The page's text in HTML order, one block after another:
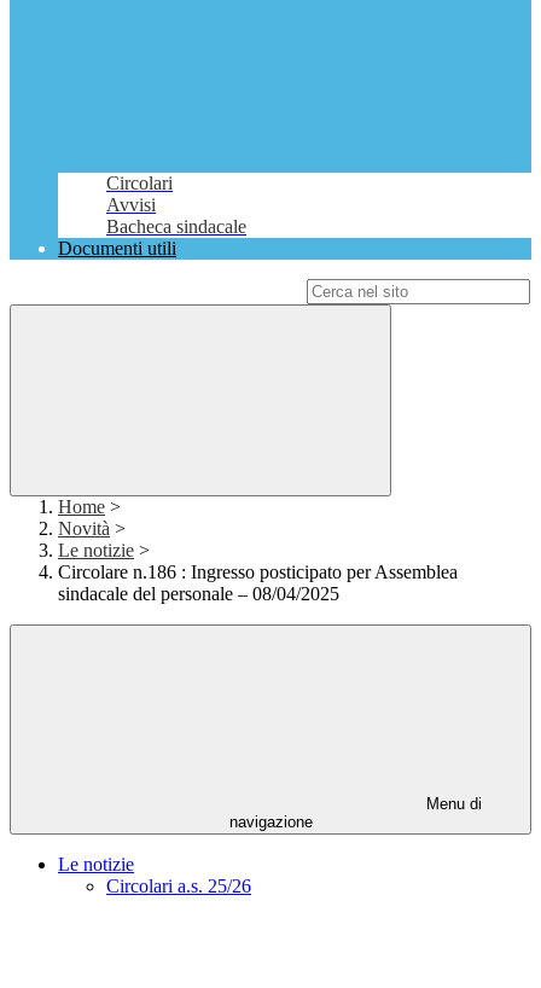
Circolari
Avvisi
Bacheca sindacale
Documenti utili
Home >
Novità >
Le notizie >
Circolare n.186 : Ingresso posticipato per Assemblea
sindacale del personale – 08/04/2025
Menu di
navigazione
Le notizie
Circolari a.s. 25/26